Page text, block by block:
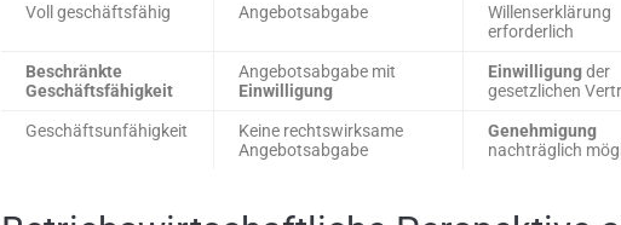
Voll geschäftsfähig Angebotsabgabe
Willenserklärung
erforderlich
Beschränkte
Geschäftsfähigkeit
Angebotsabgabe mit
Einwilligung
Einwilligungder
gesetzlichen
Geschäftsunfähigkeit
Keine rechtswirksame
Angebotsabgabe
Genehmigung
nachträglich